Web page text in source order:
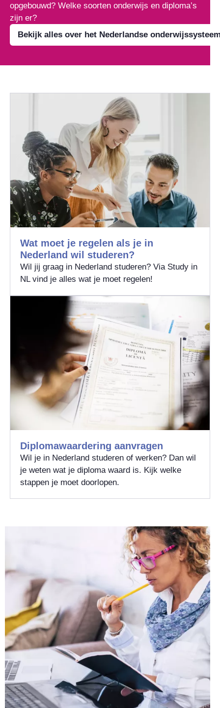
opgebouwd? Welke soorten onderwijs en diploma’s
zijn er?
Bekijk alles over het Nederlandse
Wat moet je regelen als je in
Nederland wil studeren?
Wil jij graag in Nederland studeren? Via Study in
NL vind je alles wat je moet regelen!
Diplomawaardering aanvragen
Wil je in Nederland studeren of werken? Dan wil
je weten wat je diploma waard is. Kijk welke
stappen je moet doorlopen.